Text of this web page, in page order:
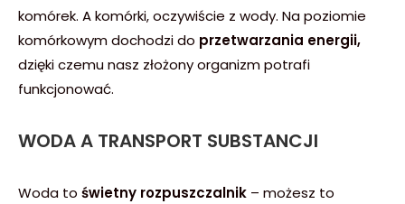
komórek. A komórki, oczywiście z wody. Na poziomie
komórkowym dochodzi do przetwarzania energii,
dzięki czemu nasz złożony organizm potrafi
funkcjonować.
WODA A TRANSPORT SUBSTANCJI
Woda to świetny rozpuszczalnik – możesz to